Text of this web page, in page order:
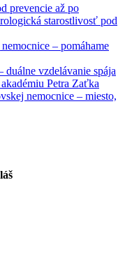
prevencie až po
starostlivosť pod
– pomáhame
duálne vzdelávanie spája
Petra Zaťka
nemocnice – miesto,